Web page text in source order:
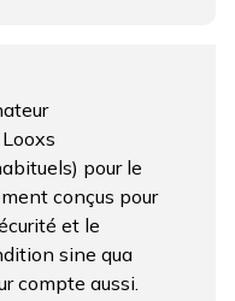
pour le
conçus pour
et le
sine qua
compte aussi.